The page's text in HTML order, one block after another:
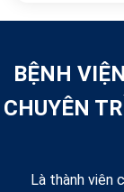
BỆNH
CHUYÊN
Là thành viên